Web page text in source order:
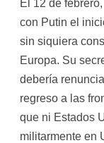
El 12 de
con Putin el
sin siquiera
Europa. Su
debería
regreso a las
que ni Estados
militarmente en